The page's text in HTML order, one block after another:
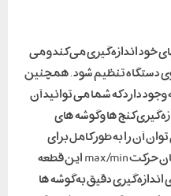
خود اندازه گیری می کند و می
دستگاه تنظیم شود .همچنین
دارد که شما می توانید آن
گیری کنج ها و گوشه های
آن را به طور کامل برای
گوشه های داخلی باز کرد . در واقع امکان حرکت max/min این قطعه
گیری دقیق به گوشه ها